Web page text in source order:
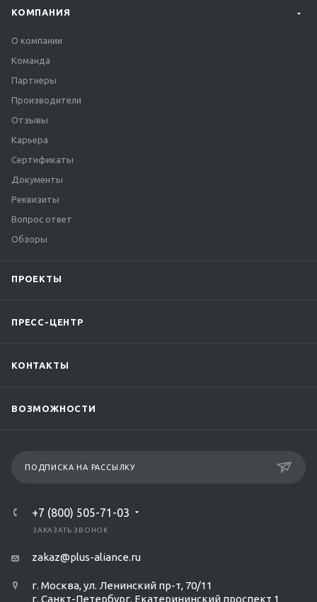
КОМПАНИЯ
О компании
Команда
Партнеры
Производители
Отзывы
Карьера
Сертификаты
Документы
Реквизиты
Вопрос ответ
Обзоры
ПРОЕКТЫ
ПРЕСС-ЦЕНТР
КОНТАКТЫ
ВОЗМОЖНОСТИ
ПОДПИСКА НА РАССЫЛКУ
+7 (800) 505-71-03
ЗАКАЗАТЬ ЗВОНОК
zakaz@plus-aliance.ru
г. Москва, ул. Ленинский пр-т, 70/11
г. Санкт-Петербург, Екатерининский проспект 1